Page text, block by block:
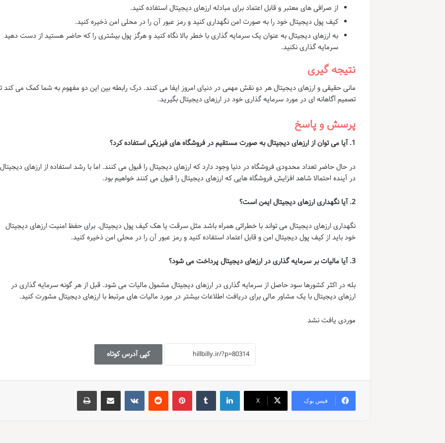
از صرافی های معتبر و قابل اعتماد برای مبادله ارزهای دیجیتال استفاده کنید.
کیف پول دیجیتال خود را به صورت امن نگهداری کنید و رمز عبور آن را در محلی امن ذخیره کنید.
به ارزهای دیجیتال به عنوان یک سرمایه گذاری با خطر بالا نگاه کنید و هرگز پول بیشتری را که حاضر هستید از دست دهید
سرمایه گذاری نکنید.
نتیجه گیری
مانی حقیقی و ارزهای دیجیتال هر دو نقش مهمی در دنیای امروز ایفا می کنند. درک رابطه بین این دو مفهوم به شما کمک می کند
تصمیم آگاهانه ای در مورد سرمایه گذاری خود در ارزهای دیجیتال بگیرید.
پرسش و پاسخ
1. آیا می توان از ارزهای دیجیتال به صورت مستقیم در فروشگاه های فیزیکی استفاده کرد؟
در حال حاضر تعداد محدودی فروشگاه در دنیا وجود دارد که ارزهای دیجیتال را قبول می کنند. اما با رشد استفاده از ارزهای دیجیتال
در آینده احتمالا شاهد افزایش فروشگاه هایی که ارزهای دیجیتال را قبول می کنند خواهیم بود.
2. آیا نگهداری ارزهای دیجیتال ایمن است؟
نگهداری ارزهای دیجیتال می تواند با خطراتی همراه باشد مثل سرقت یا هک کیف پول دیجیتال. برای حفظ امنیت ارزهای دیجیتال
خود باید از کیف پول دیجیتال امن و قابل اعتماد استفاده کنید و رمز عبور آن را در محلی امن ذخیره کنید.
3. آیا مالیات بر سرمایه گذاری در ارزهای دیجیتال پرداخت می شود؟
بله در اکثر کشورها سود حاصل از سرمایه گذاری در ارزهای دیجیتال مشمول مالیات می شود. قبل از هر گونه سرمایه گذاری در
ارزهای دیجیتال با یک مشاور مالی برای دریافت اطلاعات بیشتر در مورد مالیات های مرتبط با ارزهای دیجیتال مشورت کنید.
موردی یافت نشد
کپی آدرس کوتاه
فیس بوک X
لینکدین ‫تامبلر ‫پین‌ترست‫رددیت ‫VKontakteاشتراک گذاری از طریق ایمیل چاپ